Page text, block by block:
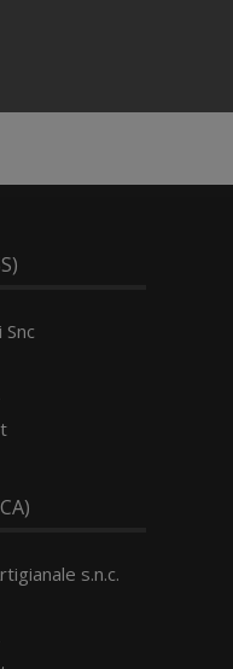
s.n.c.